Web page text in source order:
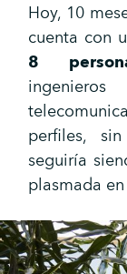
Hoy, 10
cuenta con
8
perfiles,
seguiría
plasmada